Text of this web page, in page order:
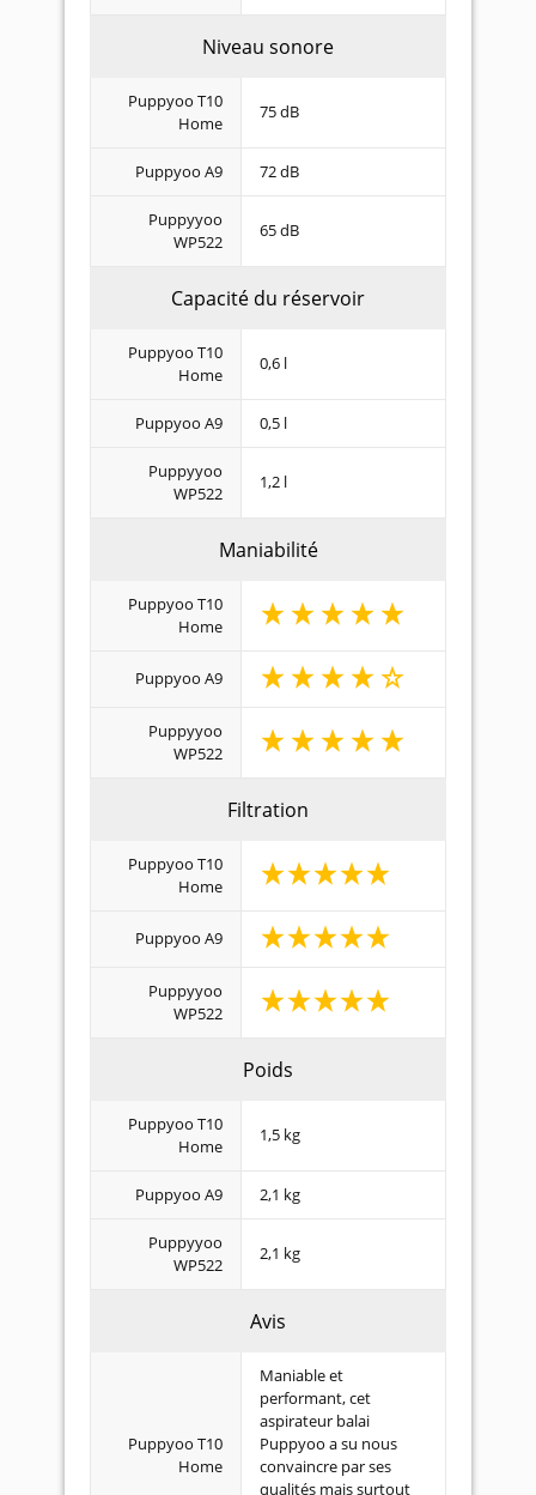
Niveau sonore
Puppyoo T10
Home
75 dB
Puppyoo A9 72 dB
Puppyyoo
WP522
65 dB
Capacité du réservoir
Puppyoo T10
Home
0,6 l
Puppyoo A9 0,5 l
Puppyyoo
WP522
1,2 l
Maniabilité
Puppyoo T10
Home
Puppyoo A9
Puppyyoo
WP522
Filtration
Puppyoo T10
Home
Puppyoo A9
Puppyyoo
WP522
Poids
Puppyoo T10
Home
1,5 kg
Puppyoo A9 2,1 kg
Puppyyoo
WP522
2,1 kg
Avis
Puppyoo T10
Home
Maniable et
performant, cet
aspirateur balai
Puppyoo a su nous
convaincre par ses
qualités mais surtout